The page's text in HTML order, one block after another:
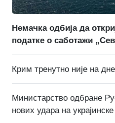
Немачка одбија да
податке о саботажи
Крим тренутно није на
Министарство одбране
нових удара на